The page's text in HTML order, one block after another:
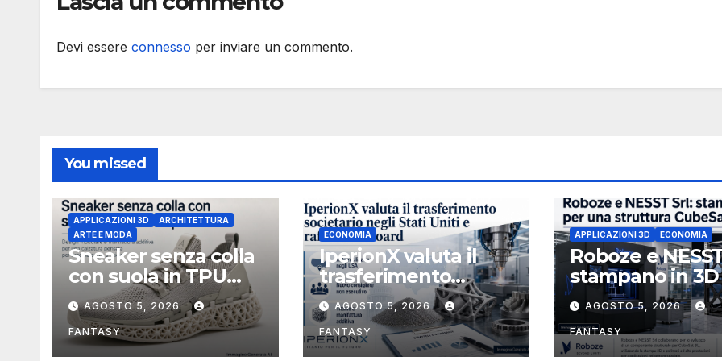
Devi essere connesso per inviare un commento.
You missed
APPLICAZIONI 3D
ARCHITETTURA
ARTE E MODA
Sneaker senza colla
con suola in TPU
stampata in 3D
AGOSTO 5, 2026
FANTASY
ECONOMIA
IperionX valuta il
trasferimento
societario negli Stati
Uniti e rafforza il
board, ha nominato
AGOSTO 5, 2026
FANTASY
APPLICAZIONI 3D ECONOMIA
Roboze e
stampano in
struttura
3U in Carbon
AGOSTO 5, 2026
FANTASY